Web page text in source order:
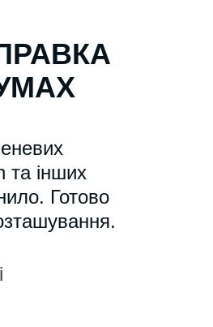
та інших
Готово